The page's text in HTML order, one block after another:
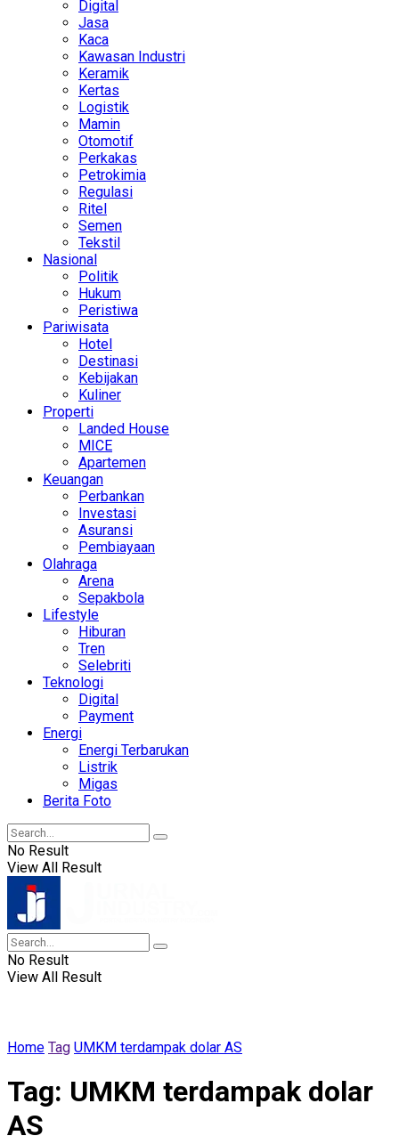
Digital
Jasa
Kaca
Kawasan Industri
Keramik
Kertas
Logistik
Mamin
Otomotif
Perkakas
Petrokimia
Regulasi
Ritel
Semen
Tekstil
Nasional
Politik
Hukum
Peristiwa
Pariwisata
Hotel
Destinasi
Kebijakan
Kuliner
Properti
Landed House
MICE
Apartemen
Keuangan
Perbankan
Investasi
Asuransi
Pembiayaan
Olahraga
Arena
Sepakbola
Lifestyle
Hiburan
Tren
Selebriti
Teknologi
Digital
Payment
Energi
Energi Terbarukan
Listrik
Migas
Berita Foto
No Result
View All Result
No Result
View All Result
Home Tag UMKM terdampak dolar AS
Tag: UMKM terdampak dolar
AS